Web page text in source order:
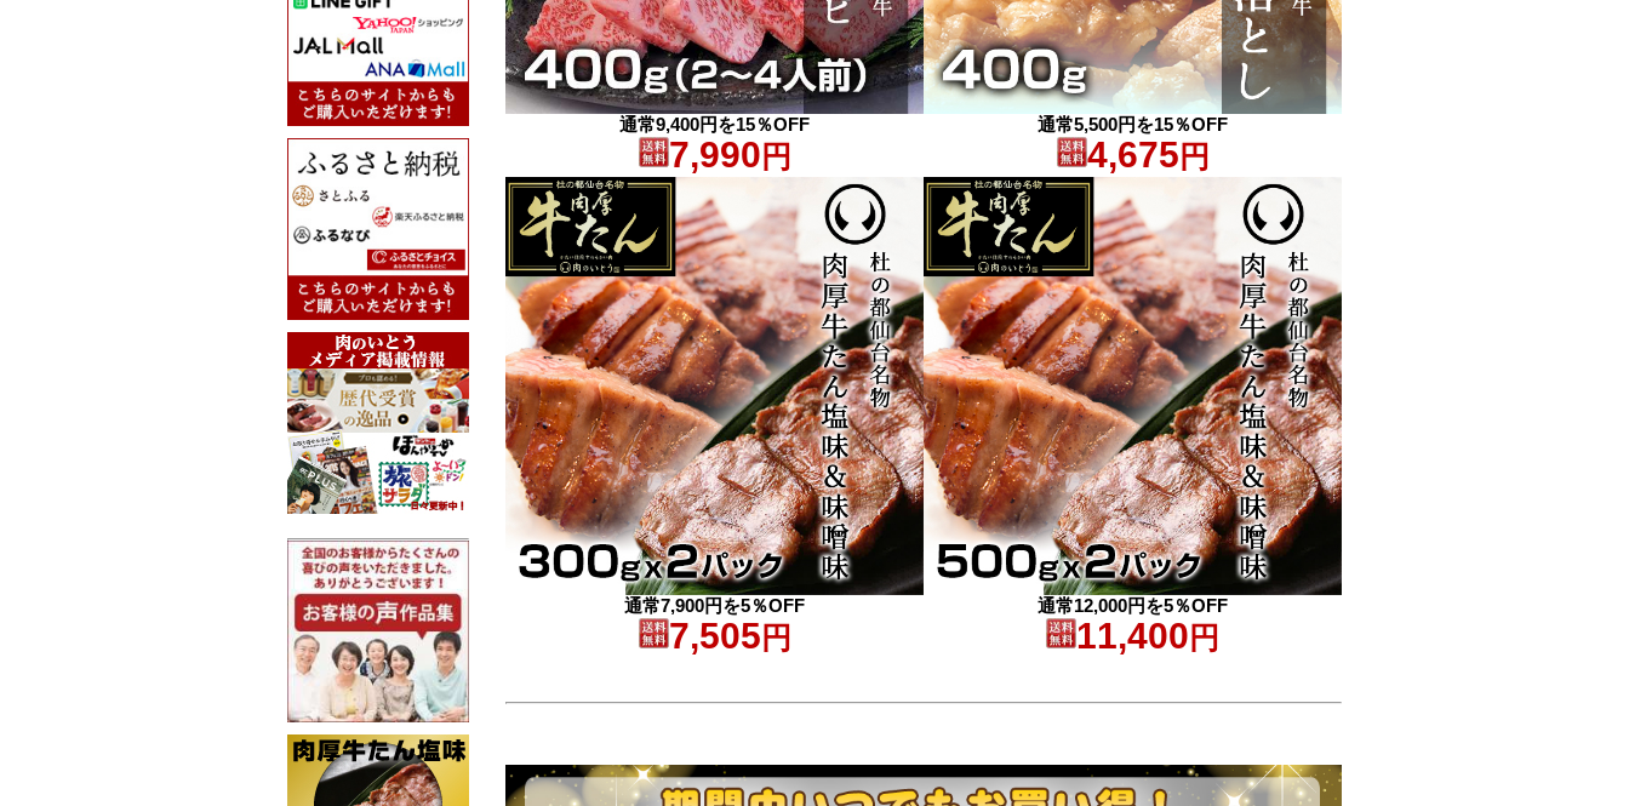
通常9,400円を15％OFF 通常5,500円を15％OFF
7,990 円 4,675 円
通常7,900円を5％OFF 通常12,000円を5％OFF
7,505 円 11,400 円